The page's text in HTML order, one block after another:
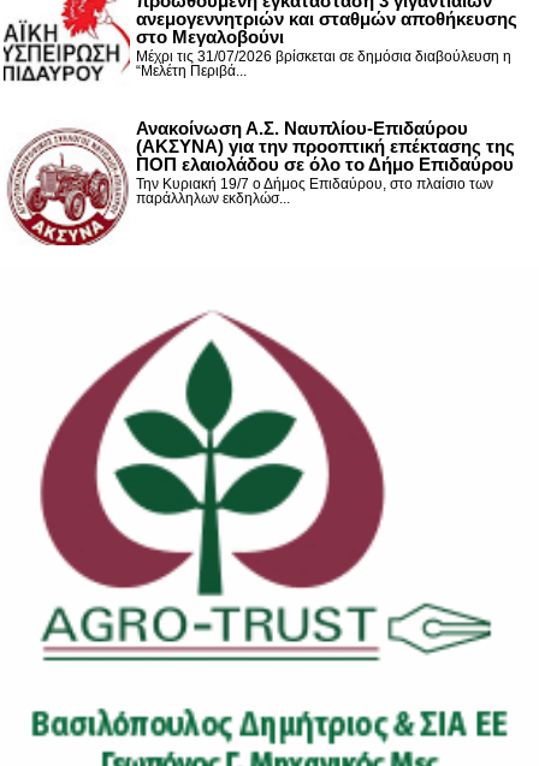
ανεμογεννητριών και σταθμών αποθήκευσης
στο Μεγαλοβούνι
Μέχρι τις 31/07/2026 βρίσκεται σε δημόσια διαβούλευση η
“Μελέτη Περιβά...
Ανακοίνωση Α.Σ. Ναυπλίου-Επιδαύρου
(ΑΚΣΥΝΑ) για την προοπτική επέκτασης της
ΠΟΠ ελαιολάδου σε όλο το Δήμο Επιδαύρου
Την Κυριακή 19/7 ο Δήμος Επιδαύρου, στο πλαίσιο των
παράλληλων εκδηλώσ...